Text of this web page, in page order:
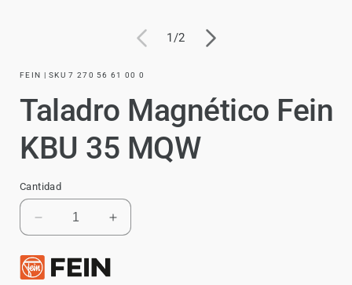
1 /
de
2
FEIN | SKU 7 270 56 61 00 0
Taladro Magnético Fein
KBU 35 MQW
Cantidad
Reducir
cantidad
para
Taladro
Aumentar
cantidad